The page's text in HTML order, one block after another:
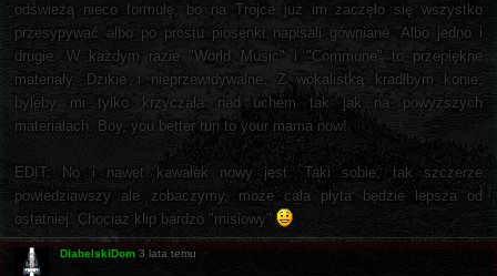
odświeżą nieco formułę, bo na Trójce już im zaczęło się wszystko
przesypywać albo po prostu piosenki napisali gówniane. Albo jedno i
drugie. W każdym razie "World Music" i "Commune" to przepiękne
materiały. Dzikie i nieprzewidywalne. Z wokalistką kradłbym konie,
byleby mi tylko krzyczała nad uchem tak jak na powyższych
materiałach. Boy, you better run to your mama now!
EDIT: No i nawet kawałek nowy jest. Taki sobie, tak szczerze
powiedziawszy ale zobaczymy, może cała płyta będzie lepsza od
ostatniej. Chociaż klip bardzo "misiowy"
DiabelskiDom 3 lata temu